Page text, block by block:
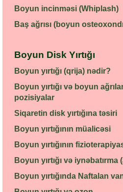
Boyun incinməsi (Whiplash)
Baş ağrısı (boyun
Boyun Disk Yırtığı
Boyun yırtığı (qrija) nədir?
Boyun yırtığı və boyun
pozisiyalar
Siqaretin disk yırtığına təsiri
Boyun yırtığının müalicəsi
Boyun yırtığının
Boyun yırtığı və
Boyun yırtığında Naftalan